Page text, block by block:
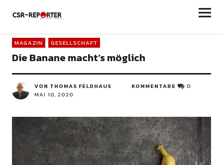
csr-reporter
MAGAZIN GESELLSCHAFT
Die Banane macht’s möglich
VON THOMAS FELDHAUS
MAI 10, 2020
KOMMENTARE 0